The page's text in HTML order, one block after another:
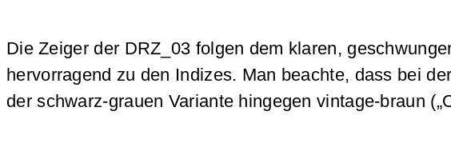
Die Zeiger der DRZ_03 folgen dem klaren,
hervorragend zu den Indizes. Man beachte, dass bei
der schwarz-grauen Variante hingegen vintage-braun